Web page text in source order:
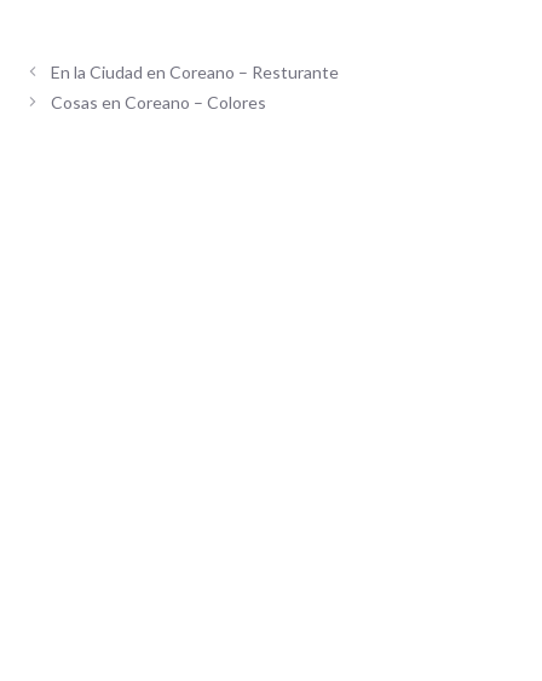
En la Ciudad en Coreano – Resturante
Cosas en Coreano – Colores